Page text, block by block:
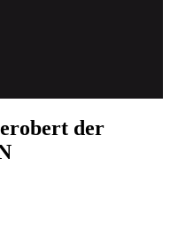
der